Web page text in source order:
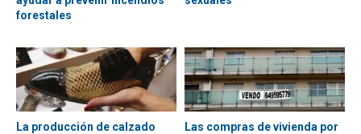
forestales
La producción de calzado
Las compras de vivienda por